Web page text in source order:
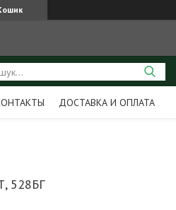
ДОСТАВКА И ОПЛАТА
528БГ